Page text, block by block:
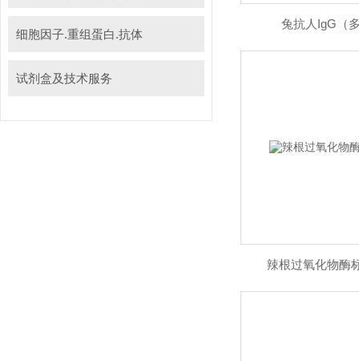
细胞因子.重组蛋白.抗体
试剂盒及技术服务
兔抗人IgG（
辣根过氧化物酶